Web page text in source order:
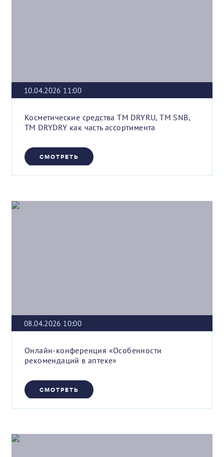
10.04.2026 11:00
Косметические средства ТМ DRYRU, ТМ SNB,
ТМ DRYDRY как часть ассортимента
СМОТРЕТЬ
08.04.2026 10:00
Онлайн-конференция «Особенности
рекомендаций в аптеке»
СМОТРЕТЬ